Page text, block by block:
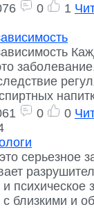
0 1
0 0
серьезное
психическое
с близкими и